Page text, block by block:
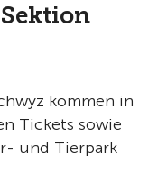
kommen in
Tickets sowie
und Tierpark